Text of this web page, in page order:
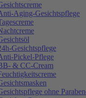
Aging-Gesichtspflege
Gesichtspflege
Pickel-Pflege
& CC-Cream
ohne